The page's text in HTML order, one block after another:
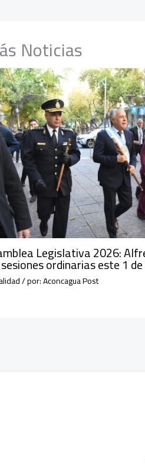
Noticias
Legislativa 2026:
ordinarias este 1
/ por:Aconcagua Post